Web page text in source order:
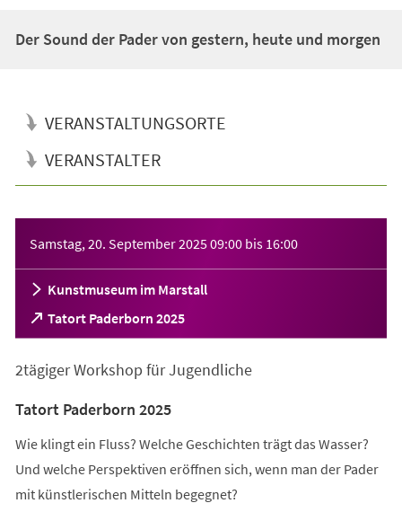
Der Sound der Pader von gestern, heute und morgen
VERANSTALTUNGSORTE
VERANSTALTER
Samstag, 20. September 202509:00 bis 16:00
Kunstmuseum im Marstall
Tatort Paderborn 2025
(Öffnet
in
neuen
2tägiger Workshop für Jugendliche
Tatort Paderborn 2025
Wie klingt ein Fluss? Welche Geschichten trägt das Wasser?
Und welche Perspektiven eröffnen sich, wenn man der Pader
mit künstlerischen Mitteln begegnet?